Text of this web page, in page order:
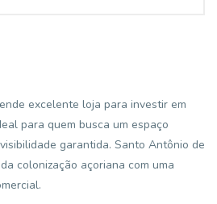
excelente loja para investir em
para quem busca um espaço
garantida. Santo Antônio de
colonização açoriana com uma